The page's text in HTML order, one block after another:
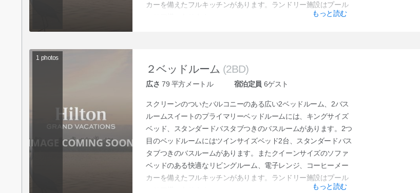
カーを備えたフルキッチンがあります。ランドリー施設はプール
もっと読む
1 photos
２ベッドルーム (2BD)
広さ 79 平方メートル 宿泊定員 6ゲスト
スクリーンのついたバルコニーのある広い2ベッドルーム、2バス
ルームスイートのプライマリーベッドルームには、キングサイズ
ベッド、スタンダードバスタブつきのバスルームがあります。2つ
目のベッドルームにはツインサイズベッド2台、スタンダードバス
タブつきのバスルームがあります。またクイーンサイズのソファ
ベッドのある快適なリビングルーム、電子レンジ、コーヒーメー
カーを備えたフルキッチンがあります。ランドリー施設はプール
もっと読む